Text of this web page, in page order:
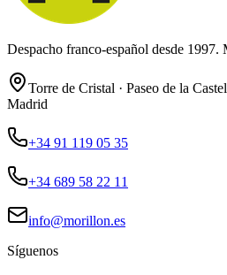
Despacho franco-español desde 1997.
Torre de Cristal · Paseo de la
Madrid
+34 91 119 05 35
+34 689 58 22 11
info@morillon.es
Síguenos